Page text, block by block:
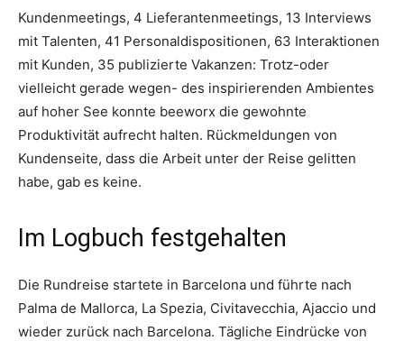
Kundenmeetings, 4 Lieferantenmeetings, 13 Interviews
mit Talenten, 41 Personaldispositionen, 63 Interaktionen
mit Kunden, 35 publizierte Vakanzen: Trotz-oder
vielleicht gerade wegen- des inspirierenden Ambientes
auf hoher See konnte beeworx die gewohnte
Produktivität aufrecht halten. Rückmeldungen von
Kundenseite, dass die Arbeit unter der Reise gelitten
habe, gab es keine.
Im Logbuch festgehalten
Die Rundreise startete in Barcelona und führte nach
Palma de Mallorca, La Spezia, Civitavecchia, Ajaccio und
wieder zurück nach Barcelona. Tägliche Eindrücke von